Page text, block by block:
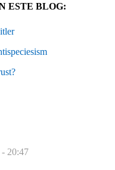
ESTE BLOG:
- 20:47